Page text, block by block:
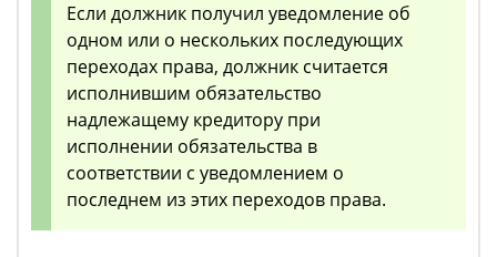
Если должник получил уведомление об
одном или о нескольких последующих
переходах права, должник считается
исполнившим обязательство
надлежащему кредитору при
исполнении обязательства в
соответствии с уведомлением о
последнем из этих переходов права.